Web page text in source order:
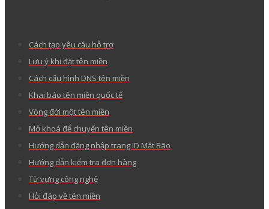
Cách tạo yêu cầu hỗ trợ
Lưu ý khi đặt tên miền
Cách cấu hình DNS tên miền
Khai báo tên miền quốc tế
Vòng đời một tên miền
Mở khoá để chuyển tên miền
Hướng dẫn đăng nhập trang ID Mắt Bão
Hướng dẫn kiểm tra đơn hàng
Từ vựng công nghệ
Hỏi đáp về tên miền